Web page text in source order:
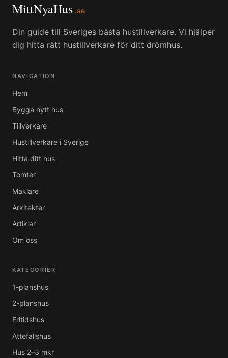
MittNyaHus .se
Din guide till Sveriges bästa hustillverkare. Vi hjälper
dig hitta rätt hustillverkare för ditt drömhus.
NAVIGATION
Hem
Bygga nytt hus
Tillverkare
Hustillverkare i Sverige
Hitta ditt hus
Tomter
Mäklare
Arkitekter
Artiklar
Om oss
KATEGORIER
1-planshus
2-planshus
Fritidshus
Attefallshus
Hus 2–3 mkr